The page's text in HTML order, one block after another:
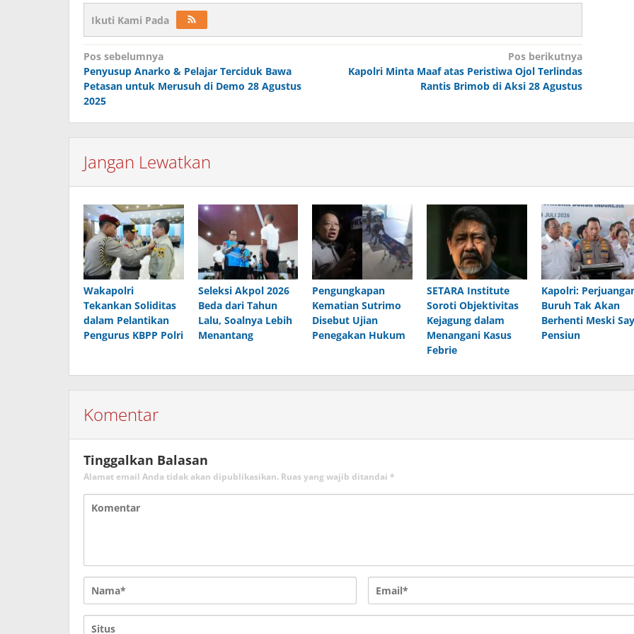
Ikuti Kami Pada
Navigasi
pos
Pos sebelumnya
Penyusup Anarko & Pelajar Terciduk Bawa
Petasan untuk Merusuh di Demo 28 Agustus
2025
Pos berikutnya
Kapolri Minta Maaf atas Peristiwa Ojol Terlindas
Rantis Brimob di Aksi 28 Agustus
Jangan Lewatkan
Wakapolri
Tekankan Soliditas
dalam Pelantikan
Pengurus KBPP Polri
Seleksi Akpol 2026
Beda dari Tahun
Lalu, Soalnya Lebih
Menantang
Pengungkapan
Kematian Sutrimo
Disebut Ujian
Penegakan Hukum
SETARA Institute
Soroti Objektivitas
Kejagung dalam
Menangani Kasus
Febrie
Kapolri:
Buruh Tak Akan
Berhenti Meski
Pensiun
Komentar
Tinggalkan Balasan
Alamat email Anda tidak akan dipublikasikan. Ruas yang wajib ditandai *